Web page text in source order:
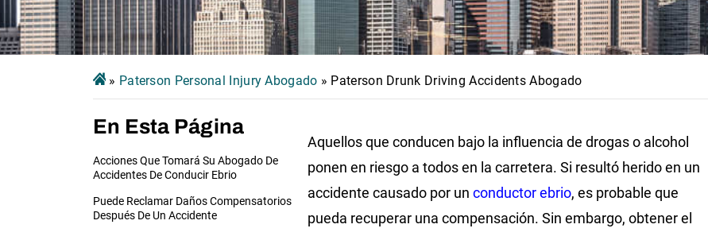
» Paterson Personal Injury Abogado » Paterson Drunk Driving Accidents Abogado
En Esta Página
Acciones Que Tomará Su Abogado De
Accidentes De Conducir Ebrio
Puede Reclamar Daños Compensatorios
Después De Un Accidente
Aquellos que conducen bajo la influencia de drogas o alcohol
ponen en riesgo a todos en la carretera. Si resultó herido en un
accidente causado por un conductor ebrio, es probable que
pueda recuperar una compensación. Sin embargo, obtener el